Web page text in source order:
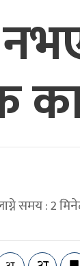
समय :2